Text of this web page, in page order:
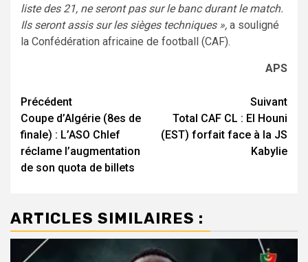
liste des 21, ne seront pas sur le banc durant le match.
Ils seront assis sur les sièges techniques », a souligné
la Confédération africaine de football (CAF).
APS
Navigation
d’article
Précédent
Coupe d’Algérie (8es de
finale) : L’ASO Chlef
réclame l’augmentation
de son quota de billets
Suivant
Total CAF CL : El Houni
(EST) forfait face à la JS
Kabylie
ARTICLES SIMILAIRES :